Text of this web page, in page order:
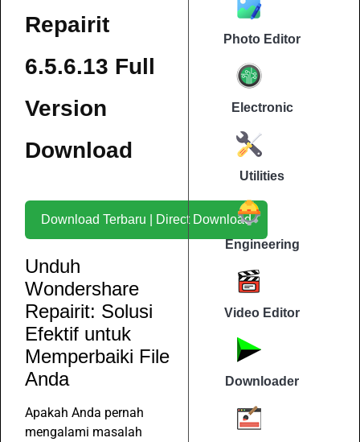
Repairit
6.5.6.13 Full
Version
Download
Download Terbaru | Direct Download
Unduh
Wondershare
Repairit: Solusi
Efektif untuk
Memperbaiki File
Anda
Apakah Anda pernah
mengalami masalah
Photo Editor
Electronic
Utilities
Engineering
Video Editor
Downloader